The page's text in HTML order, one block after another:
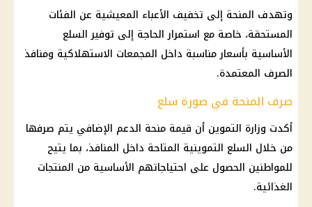
وتهدف المنحة إلى تخفيف الأعباء المعيشية عن الفئات
المستحقة، خاصة مع استمرار الحاجة إلى توفيرالسلع
الأساسية بأسعار مناسبة داخل المجمعات الاستهلاكية ومنافذ
الصرف المعتمدة.
صرف المنحة في صورة سلع
أكدت وزارة التموين أن قيمة منحة الدعم الإضافي يتم صرفها
من خلال السلع التموينية المتاحة داخل المنافذ، بما يتيح
للمواطنين الحصول على احتياجاتهم الأساسية من المنتجات
الغذائية.